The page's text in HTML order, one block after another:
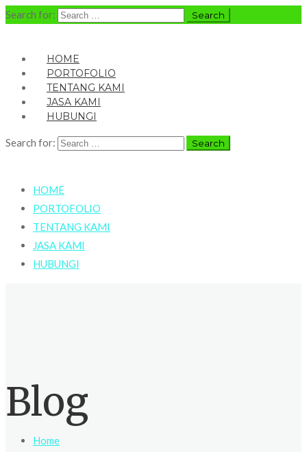
Search for:
HOME
PORTOFOLIO
TENTANG KAMI
JASA KAMI
HUBUNGI
Search for:
HOME
PORTOFOLIO
TENTANG KAMI
JASA KAMI
HUBUNGI
Blog
Home